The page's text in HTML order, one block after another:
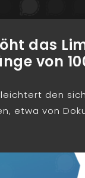
das
von
den
etwa von